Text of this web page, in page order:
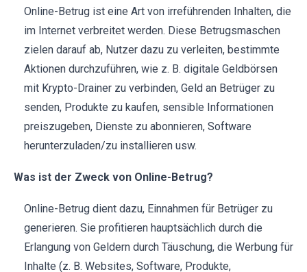
Online-Betrug ist eine Art von irreführenden Inhalten, die
im Internet verbreitet werden. Diese Betrugsmaschen
zielen darauf ab, Nutzer dazu zu verleiten, bestimmte
Aktionen durchzuführen, wie z. B. digitale Geldbörsen
mit Krypto-Drainer zu verbinden, Geld an Betrüger zu
senden, Produkte zu kaufen, sensible Informationen
preiszugeben, Dienste zu abonnieren, Software
herunterzuladen/zu installieren usw.
Was ist der Zweck von Online-Betrug?
Online-Betrug dient dazu, Einnahmen für Betrüger zu
generieren. Sie profitieren hauptsächlich durch die
Erlangung von Geldern durch Täuschung, die Werbung für
Inhalte (z. B. Websites, Software, Produkte,